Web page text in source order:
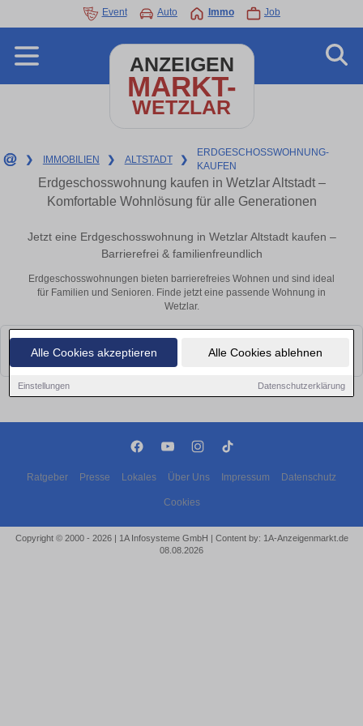
Alle Cookies akzeptieren Alle Cookies ablehnen
Einstellungen Datenschutzerklärung
Event Auto Immo Job
ANZEIGEN
MARKT-
WETZLAR
❯ IMMOBILIEN ❯ ALTSTADT ❯
ERDGESCHOSSWOHNUNG-
KAUFEN
Erdgeschosswohnung kaufen in Wetzlar Altstadt –
Komfortable Wohnlösung für alle Generationen
Jetzt eine Erdgeschosswohnung in Wetzlar Altstadt kaufen –
Barrierefrei & familienfreundlich
Erdgeschosswohnungen bieten barrierefreies Wohnen und sind ideal
für Familien und Senioren. Finde jetzt eine passende Wohnung in
Wetzlar.
Leider konnten wir derzeit keine passenden Objekte finden. Schauen Sie
bald wieder vorbei!
Ratgeber Presse Lokales Über Uns Impressum Datenschutz
Cookies
Copyright © 2000 - 2026 | 1A Infosysteme GmbH | Content by: 1A-Anzeigenmarkt.de
08.08.2026